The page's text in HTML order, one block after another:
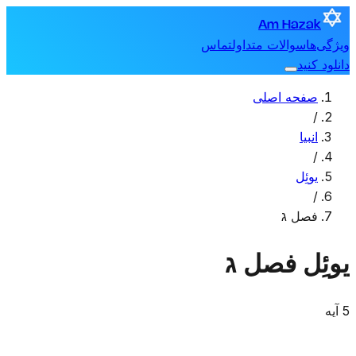
Am Hazak
ویژگی‌هاسوالات متداولتماس
دانلود کنید
صفحه اصلی
/
انبیا
/
یوئِل
/
فصل ג
یوئِل فصل ג
5 آیه